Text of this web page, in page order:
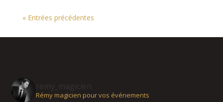
« Entrées précédentes
Rémy magicien pour vos événements